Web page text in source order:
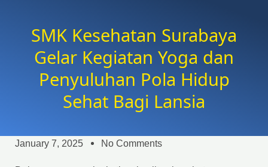
SMK Kesehatan Surabaya
Gelar Kegiatan Yoga dan
Penyuluhan Pola Hidup
Sehat Bagi Lansia
January 7, 2025 No Comments